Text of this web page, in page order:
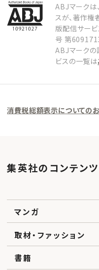
ABJマークは
スが、著作
版配信サー
号 第
ABJマークの
ビスの一覧は
消費税総額表示についての
集英社のコンテン
マンガ
取材・ファッション
書籍